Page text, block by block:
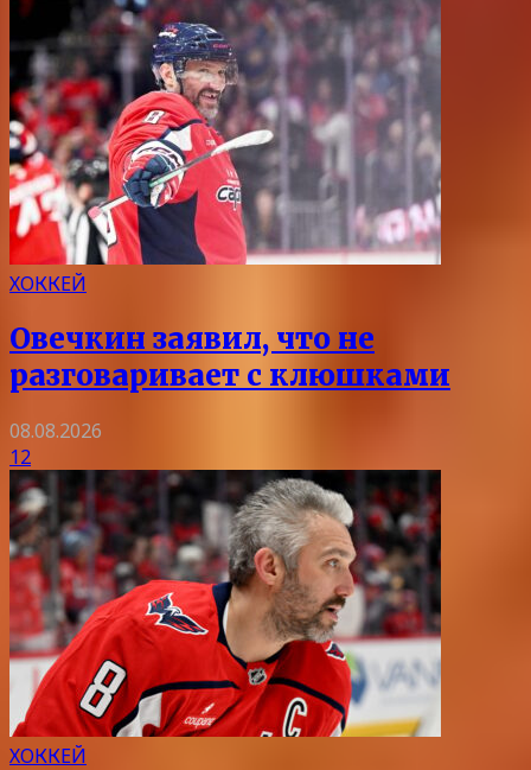
ХОККЕЙ
Овечкин заявил, что не
разговаривает с клюшками
08.08.2026
12
ХОККЕЙ